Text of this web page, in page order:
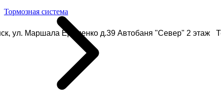
ул. Маршала Еременко д.39 Автобаня "Север" 2 этаж
Тормозная система